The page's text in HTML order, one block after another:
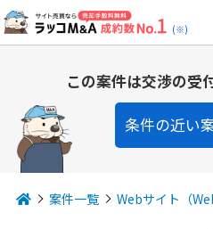
(※)
この案件は交渉の受
条件の近い
案件一覧 Webサイト（